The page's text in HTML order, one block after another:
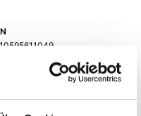
Fineness